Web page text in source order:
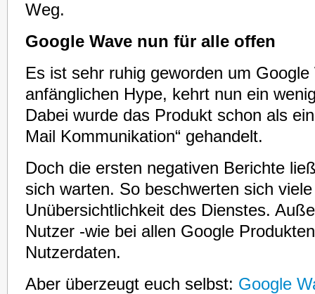
Weg.
Google Wave nun für alle offen
Es ist sehr ruhig geworden um
anfänglichen Hype, kehrt nun ein
Dabei wurde das Produkt schon als
Mail Kommunikation“ gehandelt.
Doch die ersten negativen Berichte
sich warten. So beschwerten sich
Unübersichtlichkeit des Dienstes.
Nutzer -wie bei allen Google
Nutzerdaten.
Aber überzeugt euch selbst: Google